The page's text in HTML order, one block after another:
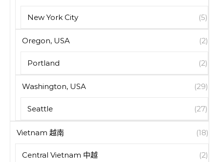
New York City (5)
Oregon, USA (2)
Portland (2)
Washington, USA (29)
Seattle (27)
Vietnam 越南 (18)
Central Vietnam 中越 (2)